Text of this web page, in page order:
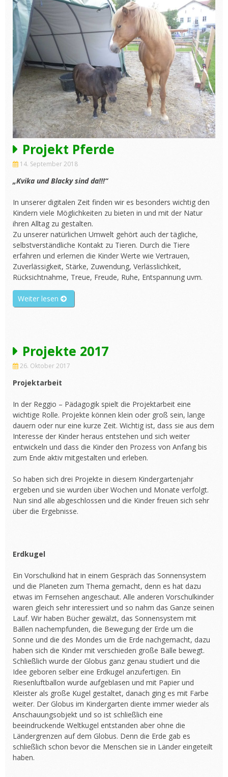
Projekt Pferde
14. September 2018
„Kvika und Blacky sind da!!!“
In unserer digitalen Zeit finden wir es besonders wichtig den
Kindern viele Möglichkeiten zu bieten in und mit der Natur
ihren Alltag zu gestalten.
Zu unserer natürlichen Umwelt gehört auch der tägliche,
selbstverständliche Kontakt zu Tieren. Durch die Tiere
erfahren und erlernen die Kinder Werte wie Vertrauen,
Zuverlässigkeit, Stärke, Zuwendung, Verlässlichkeit,
Rücksichtnahme, Treue, Freude, Ruhe, Entspannung uvm.
Weiter lesen „Projekt
Pferde“
Projekte 2017
26. Oktober 2017
Projektarbeit
In der Reggio – Pädagogik spielt die Projektarbeit eine
wichtige Rolle. Projekte können klein oder groß sein, lange
dauern oder nur eine kurze Zeit. Wichtig ist, dass sie aus dem
Interesse der Kinder heraus entstehen und sich weiter
entwickeln und dass die Kinder den Prozess von Anfang bis
zum Ende aktiv mitgestalten und erleben.
So haben sich drei Projekte in diesem Kindergartenjahr
ergeben und sie wurden über Wochen und Monate verfolgt.
Nun sind alle abgeschlossen und die Kinder freuen sich sehr
über die Ergebnisse.
Erdkugel
Ein Vorschulkind hat in einem Gespräch das Sonnensystem
und die Planeten zum Thema gemacht, denn es hat dazu
etwas im Fernsehen angeschaut. Alle anderen Vorschulkinder
waren gleich sehr interessiert und so nahm das Ganze seinen
Lauf. Wir haben Bücher gewälzt, das Sonnensystem mit
Bällen nachempfunden, die Bewegung der Erde um die
Sonne und die des Mondes um die Erde nachgemacht, dazu
haben sich die Kinder mit verschieden große Bälle bewegt.
Schließlich wurde der Globus ganz genau studiert und die
Idee geboren selber eine Erdkugel anzufertigen. Ein
Riesenluftballon wurde aufgeblasen und mit Papier und
Kleister als große Kugel gestaltet, danach ging es mit Farbe
weiter. Der Globus im Kindergarten diente immer wieder als
Anschauungsobjekt und so ist schließlich eine
beeindruckende Weltkugel entstanden aber ohne die
Ländergrenzen auf dem Globus. Denn die Erde gab es
schließlich schon bevor die Menschen sie in Länder eingeteilt
haben.